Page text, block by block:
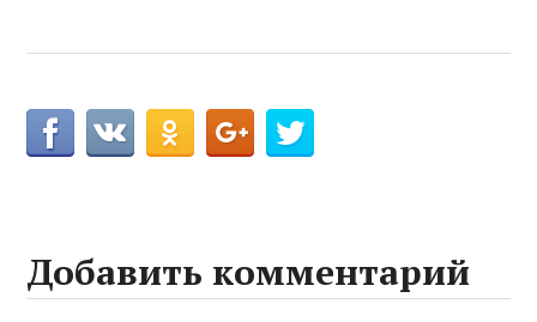
Добавить комментарий